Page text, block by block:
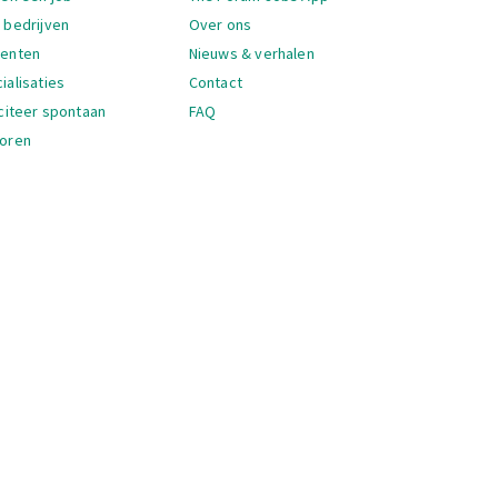
bedrijven
spontaan
Over ons
Nieuws & verhalen
Contact
FAQ